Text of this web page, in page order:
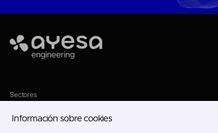
Ayesa
Sectores
Servicios
Proyectos
Información sobre cookies